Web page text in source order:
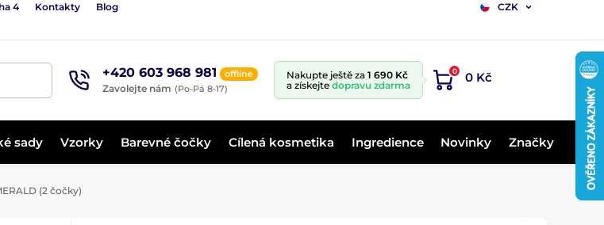
4 Kontakty Blog
CZK
+420 603 968 981 offline
Zavolejte nám (Po-Pá 8-17)
Nakupte ještě za 1 690 Kč
a získejte dopravu zdarma
0 0 Kč
sady Vzorky Barevné čočky Cílená kosmetika Ingredience Novinky Značky
(2 čočky)